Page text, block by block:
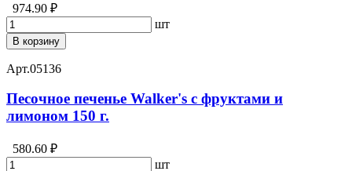
974.90 ₽
шт
В корзину
Арт.05136
Песочное печенье Walker's с фруктами и
лимоном 150 г.
580.60 ₽
шт